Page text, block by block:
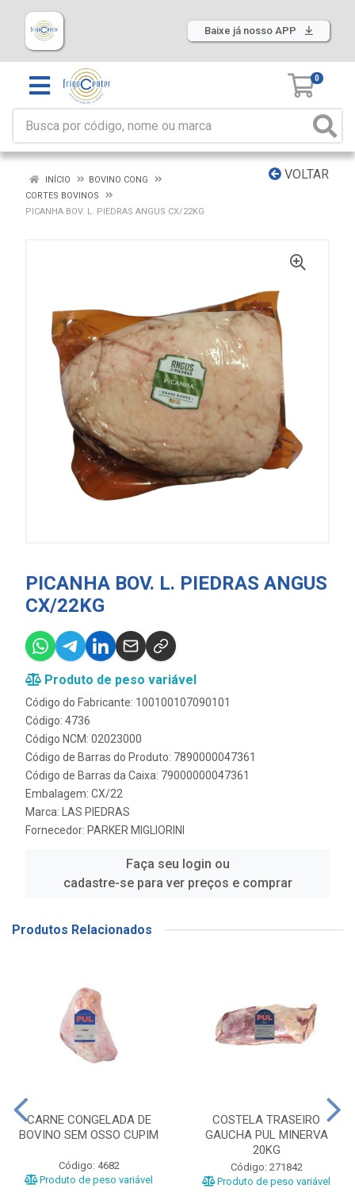
Baixe já nosso APP
0
VOLTAR
INÍCIO
BOVINO CONG
CORTES BOVINOS
PICANHA BOV. L. PIEDRAS ANGUS CX/22KG
PICANHA BOV. L. PIEDRAS ANGUS
CX/22KG
Produto de peso variável
Código do Fabricante: 100100107090101
Código: 4736
Código NCM: 02023000
Código de Barras do Produto: 7890000047361
Código de Barras da Caixa: 79000000047361
Embalagem: CX/22
Marca:
LAS PIEDRAS
Fornecedor: PARKER MIGLIORINI
Faça seu login ou
cadastre-se para ver preços e comprar
Produtos Relacionados
CARNE CONGELADA DE
BOVINO SEM OSSO CUPIM
Código: 4682
Produto de peso variável
COSTELA TRASEIRO
GAUCHA PUL MINERVA
20KG
Código: 271842
Produto de peso variável